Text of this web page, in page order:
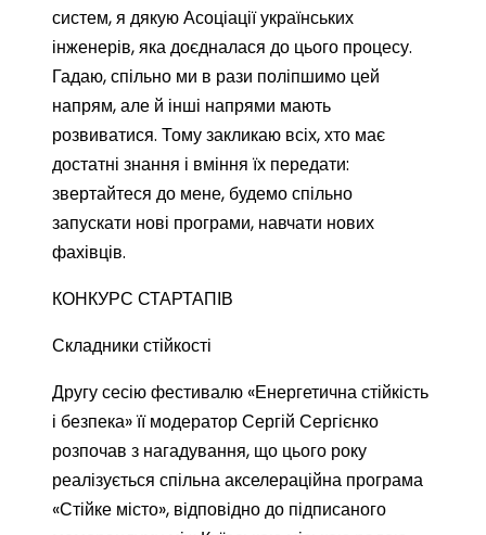
систем, я дякую Асоціації українських
інженерів, яка доєдналася до цього процесу.
Гадаю, спільно ми в рази поліпшимо цей
напрям, але й інші напрями мають
розвиватися. Тому закликаю всіх, хто має
достатні знання і вміння їх передати:
звертайтеся до мене, будемо спільно
запускати нові програми, навчати нових
фахівців.
КОНКУРС СТАРТАПІВ
Складники стійкості
Другу сесію фестивалю «Енергетична стійкість
і безпека» її модератор Сергій Сергієнко
розпочав з нагадування, що цього року
реалізується спільна акселераційна програма
«Стійке місто», відповідно до підписаного